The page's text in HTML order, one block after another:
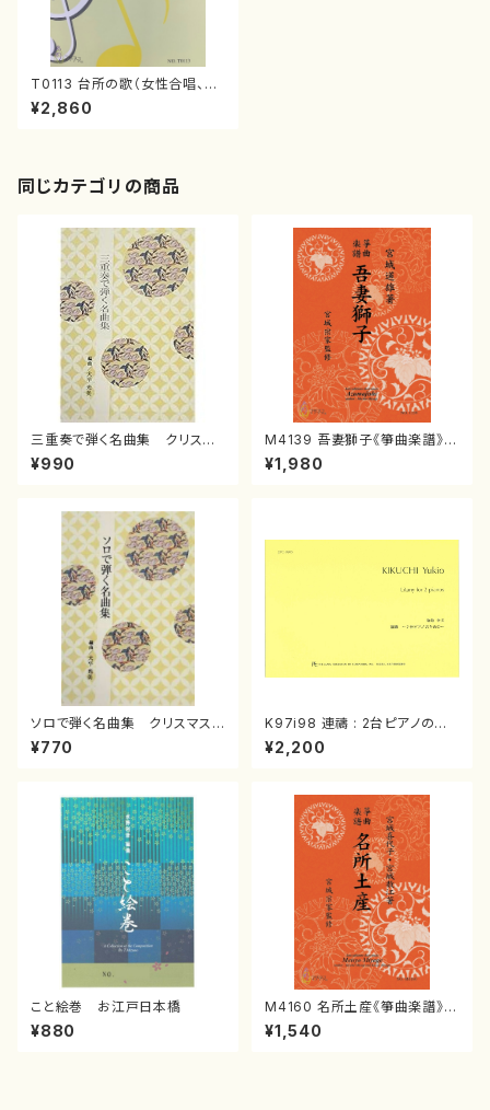
T0113 台所の歌（女性合唱、女
性独唱、ピアノ/徳山美奈子/楽
譜）
¥2,860
同じカテゴリの商品
三重奏で弾く名曲集 クリスマ
スメドレー( 箏2/大平光美 編
曲/楽譜）
¥990
M4139 吾妻獅子《箏曲楽譜》
（箏/宮城道雄著・宮城宗家監修/
箏曲古典楽譜）
¥1,980
ソロで弾く名曲集 クリスマス・
イブ／恋人がサンタクロース(
箏独奏 /大平光美 編曲/楽
¥770
K97i98 連禱 : 2台ピアノのた
めの（2 Pianos / 菊池 幸夫 /
楽譜）
¥2,200
こと絵巻 お江戸日本橋
¥880
M4160 名所土産《箏曲楽譜》
（箏/宮城喜代子・宮城数江著・
宮城宗家監修/箏曲古典楽譜）
¥1,540